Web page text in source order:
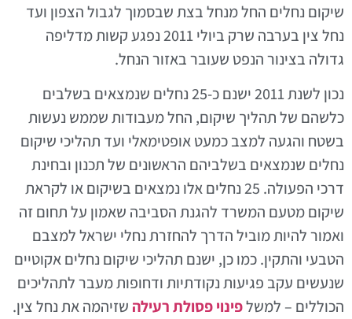
שיקום נחלים החל מנחל בצת שבסמוך לגבול הצפון ועד
נחל צין בערבה שרק ביולי 2011 נפגע קשות מדליפה
גדולה בצינור הנפט שעובר באזור הנחל.
נכון לשנת 2011 ישנם כ-25 נחלים שנמצאים בשלבים
כלשהם של תהליך שיקום, החל מעבודות שממש נעשות
בשטח והגעה למצב כמעט אופטימאלי ועד תהליכי שיקום
נחלים שנמצאים בשלביהם הראשונים של תכנון ובחינת
דרכי הפעולה. 25 נחלים אלו נמצאים בשיקום או לקראת
שיקום מטעם המשרד להגנת הסביבה שאמון על תחום זה
ואמור להיות מוביל הדרך להחזרת נחלי ישראל למצבם
הטבעי והתקין. כמו כן, ישנם תהליכי שיקום נחלים אקוטיים
שנעשים עקב פגיעות נקודתיות ודחופות מעבר לתהליכים
הכוללים – למשלפינוי פסולת רעילה שזיהמה את נחל צין.